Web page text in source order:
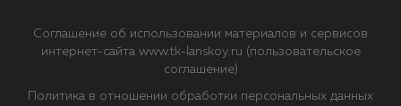
Политика в отношении обработки персональных данных
Соглашение об использовании материалов и сервисов
интернет-сайта www.tk-lanskoy.ru (пользовательское
соглашение)